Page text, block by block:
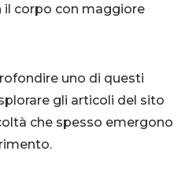
il corpo con maggiore
uno di questi
gli articoli del sito
che spesso emergono